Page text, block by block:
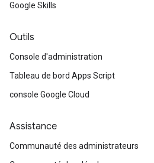
Google Skills
Outils
Console d'administration
Tableau de bord Apps Script
console Google Cloud
Assistance
Communauté des administrateurs